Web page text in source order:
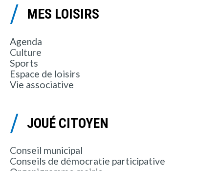
MES LOISIRS
Agenda
Culture
Sports
Espace de loisirs
Vie associative
JOUÉ CITOYEN
Conseil municipal
Conseils de démocratie participative